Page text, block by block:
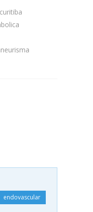
endovascular